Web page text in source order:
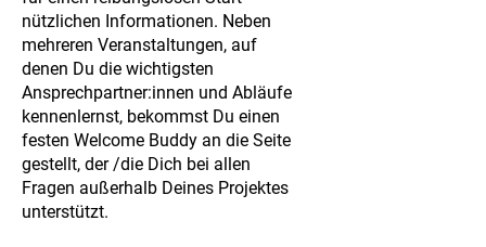
nützlichen Informationen. Neben
mehreren Veranstaltungen, auf
denen Du die wichtigsten
Ansprechpartner:innen und Abläufe
kennenlernst, bekommst Du einen
festen Welcome Buddy an die Seite
gestellt, der /die Dich bei allen
Fragen außerhalb Deines Projektes
unterstützt.